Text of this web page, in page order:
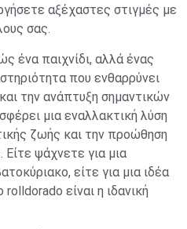
αξέχαστες στιγμές με
σας.
ένα παιχνίδι, αλλά ένας
που ενθαρρύνει
την ανάπτυξη σημαντικών
μια εναλλακτική λύση
ζωής και την προώθηση
ψάχνετε για μια
είτε για μια ιδέα
είναι η ιδανική